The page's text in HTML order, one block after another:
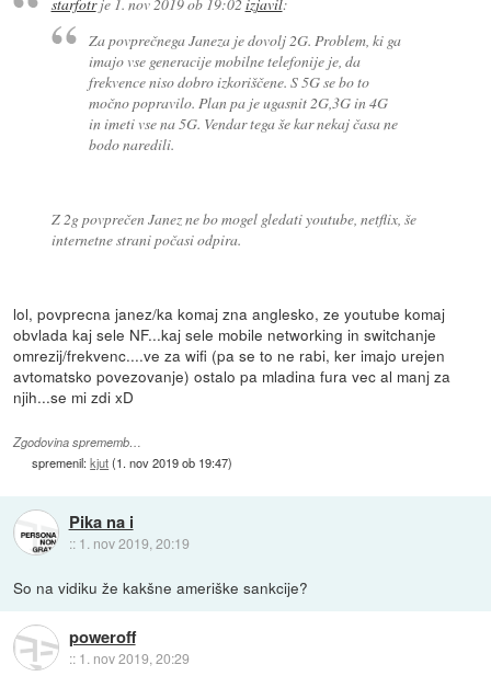
Za povprečnega Janeza je dovolj 2G. Problem, ki ga
imajo vse generacije mobilne telefonije je, da
frekvence niso dobro izkoriščene. S 5G se bo to
močno popravilo. Plan pa je ugasnit 2G,3G in 4G
in imeti vse na 5G. Vendar tega še kar nekaj časa ne
bodo naredili.
Z 2g povprečen Janez ne bo mogel gledati youtube, netflix, še
internetne strani počasi odpira.
lol, povprecna janez/ka komaj zna anglesko, ze youtube komaj
obvlada kaj sele NF...kaj sele mobile networking in switchanje
omrezij/frekvenc....ve za wifi (pa se to ne rabi, ker imajo urejen
avtomatsko povezovanje) ostalo pa mladina fura vec al manj za
njih...se mi zdi xD
Zgodovina sprememb…
spremenil:kjut(1. nov 2019 ob 19:47)
Pika na i
:: 1. nov 2019, 20:19
So na vidiku že kakšne ameriške sankcije?
poweroff
:: 1. nov 2019, 20:29